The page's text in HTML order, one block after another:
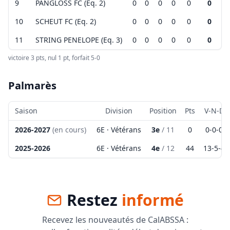
Leaflet OpenStreetMap contributors © CARTO
9
PANGLOSS FC (Eq. 2) 0 0 0 0 0
0
10
SCHEUT FC (Eq. 2) 0 0 0 0 0
0
11
STRING PENELOPE (Eq. 3) 0 0 0 0 0 0
victoire 3 pts, nul 1 pt, forfait 5-0
Palmarès
Saison Division Position Pts
V-N-D
2026-2027 (en cours) 6E · Vétérans 3e / 11 0 0-0-0
2025-2026
6E · Vétérans 4e / 12 44 13-5-4
Restez informé
Recevez les nouveautés de CalABSSA :